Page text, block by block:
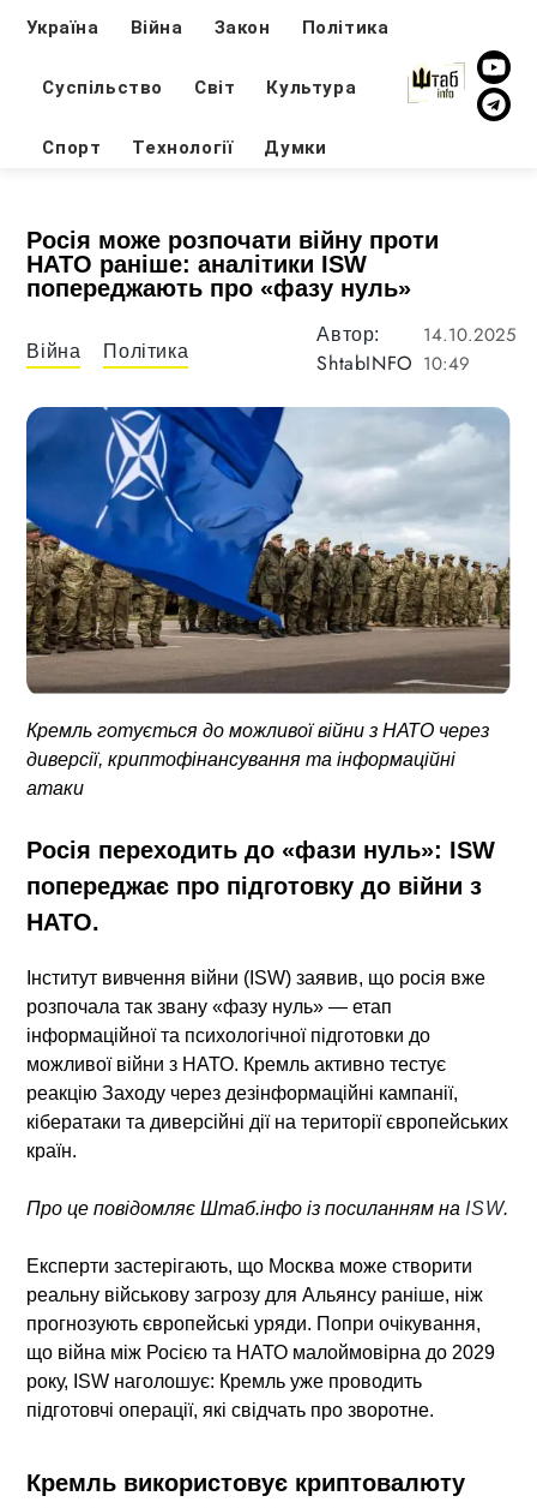
Україна Війна Закон Політика
Суспільство Світ Культура
Спорт Технології Думки
Росія може розпочати війну проти
НАТО раніше: аналітики ISW
попереджають про «фазу нуль»
Війна Політика
Автор:
ShtabINFO
14.10.2025
10:49
Кремль готується до можливої війни з НАТО через
диверсії, криптофінансування та інформаційні
атаки
Росія переходить до «фази нуль»: ISW
попереджає про підготовку до війни з
НАТО.
Інститут вивчення війни (ISW) заявив, що росія вже
розпочала так звану«фазу нуль» — етап
інформаційної та психологічної підготовки до
можливої війни з НАТО. Кремль активно тестує
реакцію Заходу через дезінформаційні кампанії,
кібератаки та диверсійні дії на території європейських
країн.
Про це повідомляє Штаб.інфо із посиланням на ISW.
Експерти застерігають, що Москва може створити
реальну військову загрозу для Альянсу раніше, ніж
прогнозують європейські уряди. Попри очікування,
що війна між Росією та НАТО малоймовірна до 2029
року, ISW наголошує: Кремль уже проводить
підготовчі операції, які свідчать про зворотне.
Кремль використовує криптовалюту